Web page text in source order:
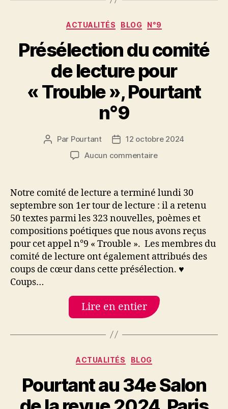
Catégories
ACTUALITÉS BLOG N°9
Présélection du comité
de lecture pour
« Trouble », Pourtant
n°9
Auteur
l’article
Par Pourtant
Date12 octobre 2024
Aucun commentairesur
comité
de
lecture
pour
« Trouble »,
Pourtant
n°9
Notre comité de lecture a terminé lundi 30
septembre son 1er tour de lecture : il a retenu
50 textes parmi les 323 nouvelles, poèmes et
compositions poétiques que nous avons reçus
pour cet appel n°9 « Trouble ». Les membres du
comité de lecture ont également attribués des
coups de cœur dans cette présélection. ♥
Coups…
Lire en entier
Catégories
ACTUALITÉS BLOG
Pourtant au 34e Salon